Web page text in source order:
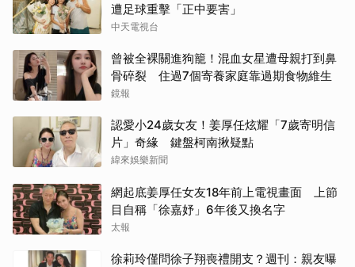
遭足球重擊「正中要害」
中天電視台
曾被全裸關進狗籠！混血女星遭母親打到鼻
骨碎裂 住過7個寄養家庭靠過期食物維生
鏡報
認愛小24歲女友！姜厚任炫耀「7歲寄明信
片」奇緣 鍵盤柯南揪疑點
緯來娛樂新聞
網起底姜厚任女友18年前上電視畫面 上節
目自稱「徐嘉妤」6年後又換名字
太報
徐莉玲僅問徐子翔喪禮開支？週刊：親友曝